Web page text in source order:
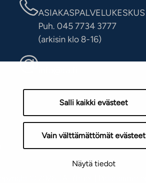
Salli kaikki evästeet
Vain välttämättömät evästeet
Näytä tiedot
ASIAKASPALVELUKESKUS
Puh. 045 7734 3777
(arkisin klo 8-16)